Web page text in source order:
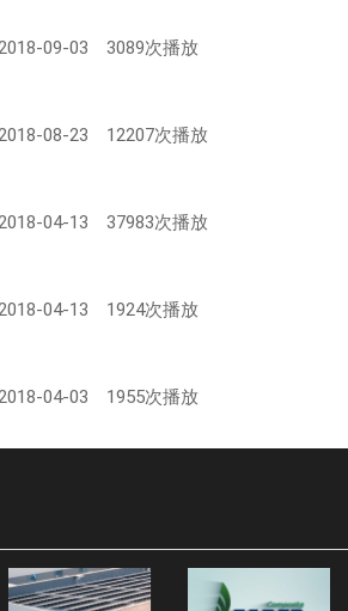
09-03 3089次播放
08-23 12207次播放
04-13 37983次播放
04-13 1924次播放
04-03 1955次播放